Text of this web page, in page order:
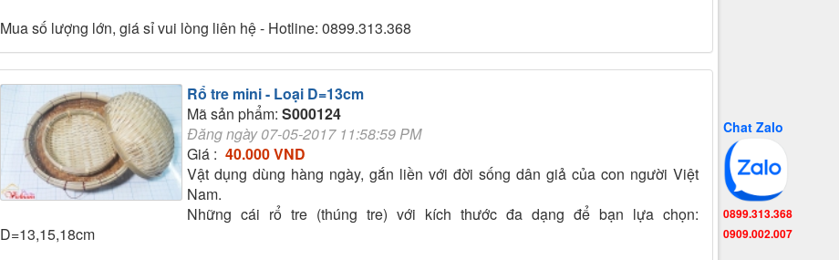
Mua số lượng lớn, giá sỉ vui lòng liên hệ - Hotline: 0899.313.368
Rổ tre mini - Loại D=13cm
Mã sản phẩm: S000124
Đăng ngày 07-05-2017 11:58:59 PM
Giá : 40.000 VND
Vật dụng dùng hàng ngày, gắn liền với đời sống dân giả của con người Việt
Nam.
Những cái rổ tre (thúng tre) với kích thước đa dạng để bạn lựa chọn:
D=13,15,18cm
Chat Zalo
0899.313.368
0909.002.007